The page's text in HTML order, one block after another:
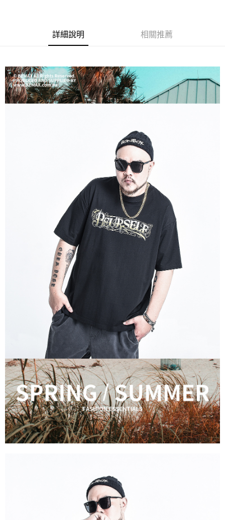
３．收到繳費通知簡訊後14天內，點擊此簡訊中的連結，可透過四大超商／
後付繳納相關費用。
※ 交易是否成功請以「AFTEE先享後付 」之結帳頁面顯示為準，若有關於
是否繳費成功／繳費後需取消欲退款等相關疑問，請聯繫「AFTEE先享後付
客戶支援中心」https://netprotections.freshdesk.com/support/home
易，需依本服務之必要範圍內提供個人資料，並將交易相關給付款項請求債
２．關於個人資料處理事宜，請瀏覽以下網址：
３．未成年的使用者請事先徵得法定代理人或監護人之同意方可使用
「AFTEE先享後付」，若未經同意申辦者引起之損失，本公司不負相關責
４．使用「AFTEE先享後付」時，將依據個別帳號之用戶狀況，依本公司即
時審查核予不同之上限額度；若仍有額度不足之情形，本公司將視審查結果
請求用戶進行身份認證。
５．嚴禁一人註冊多個帳號或使用他人資訊註冊。若發現惡意使用之情形，
恩沛科技股份有限公司將有權停止該用戶之使用額度並採取法律行動。
詳細說明 相關推薦